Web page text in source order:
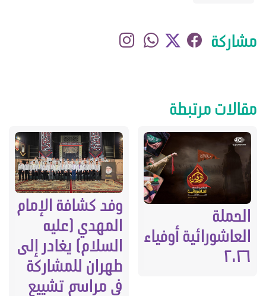
مشاركة
مقالات مرتبطة
وفد كشافة الإمام
المهدي (عليه
السلام) يغادر إلى
طهران للمشاركة
في مراسم تشييع
الحملة
العاشورائية أوفياء
٢٠٢٦